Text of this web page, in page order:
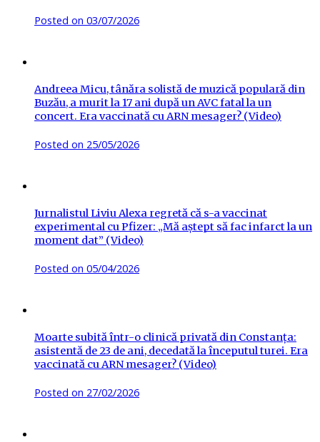
Posted on 03/07/2026
Andreea Micu, tânăra solistă de muzică populară din
Buzău, a murit la 17 ani după un AVC fatal la un
concert. Era vaccinată cu ARN mesager? (Video)
Posted on 25/05/2026
Jurnalistul Liviu Alexa regretă că s-a vaccinat
experimental cu Pfizer: „Mă aștept să fac infarct la un
moment dat” (Video)
Posted on 05/04/2026
Moarte subită într-o clinică privată din Constanța:
asistentă de 23 de ani, decedată la începutul turei. Era
vaccinată cu ARN mesager? (Video)
Posted on 27/02/2026